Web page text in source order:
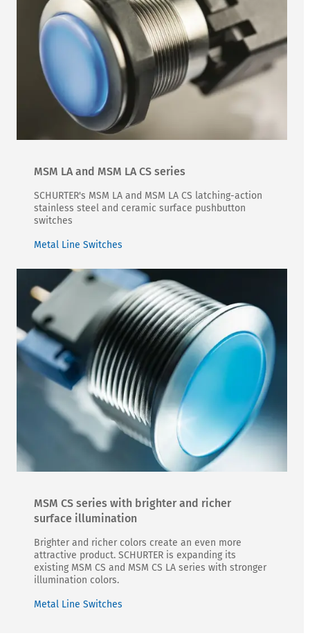
MSM LA and MSM LA CS series
SCHURTER's MSM LA and MSM LA CS latching-action
stainless steel and ceramic surface pushbutton
switches
Metal Line Switches
MSM CS series with brighter and richer
surface illumination
Brighter and richer colors create an even more
attractive product. SCHURTER is expanding its
existing MSM CS and MSM CS LA series with stronger
illumination colors.
Metal Line Switches